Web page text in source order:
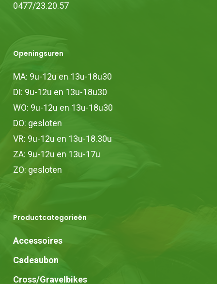
0477/23.20.57
Openingsuren
MA: 9u-12u en 13u-18u30
DI: 9u-12u en 13u-18u30
WO: 9u-12u en 13u-18u30
DO: gesloten
VR: 9u-12u en 13u-18.30u
ZA: 9u-12u en 13u-17u
ZO: gesloten
Productcategorieën
Accessoires
Cadeaubon
Cross/Gravelbikes